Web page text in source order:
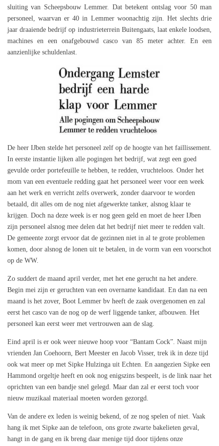
sluiting van Scheepsbouw Lemmer. Dat betekent ontslag voor 50 man
personeel, waarvan er 40 in Lemmer woonachtig zijn. Het slechts drie
jaar draaiende bedrijf op industrieterrein Buitengaats, laat enkele loodsen,
machines en een onafgebouwd casco van 85 meter achter. En een
aanzienlijke schuldenlast.
De heer IJben stelde het personeel zelf op de hoogte van het faillissement.
In eerste instantie lijken alle pogingen het bedrijf, wat zegt een goed
gevulde order portefeuille te hebben, te redden, vruchteloos. Onder het
mom van een eventuele redding gaat het personeel weer voor een week
aan het werk en verricht zelfs overwerk, zonder daarvoor te worden
betaald, dit alles om de nog niet afgewerkte tanker, alsnog klaar te
krijgen. Doch na deze week is er nog geen geld en moet de heer IJben
zijn personeel alsnog mee delen dat het bedrijf niet meer te redden valt.
De gemeente zorgt ervoor dat de gezinnen niet in al te grote problemen
komen, door alsnog de lonen uit te betalen, in de vorm van een voorschot
op de WW.
Zo suddert de maand april verder, met het ene gerucht na het andere.
Begin mei zijn er geruchten van een overname kandidaat. En dan na een
maand is het zover, Boot Lemmer bv heeft de zaak overgenomen en zal
eerst het casco van de nog op de werf liggende tanker, afbouwen. Het
personeel kan eerst weer met vertrouwen aan de slag.
Eind april is er ook weer nieuwe hoop voor “Bantam Cock”. Naast mijn
vrienden Jan Coehoorn, Bert Meester en Jacob Visser, trek ik in deze tijd
ook wat meer op met Sipke Hulzinga uit Echten. En aangezien Sipke een
Hammond orgeltje heeft en ook nog enigszins bespeelt, is de link naar het
oprichten van een bandje snel gelegd. Maar dan zal er eerst toch voor
nieuw muzikaal materiaal moeten worden gezorgd.
Van de andere ex leden is weinig bekend, of ze nog spelen of niet. Vaak
hang ik met Sipke aan de telefoon, ons grote zwarte bakelieten geval,
hangt in de gang en ik breng daar menige tijd door tijdens onze